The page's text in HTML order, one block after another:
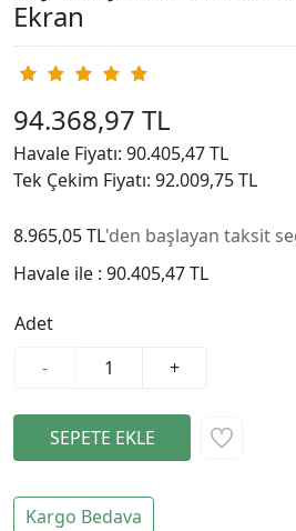
Ekran
94.368,97 TL
Havale Fiyatı: 90.405,47 TL
Tek Çekim Fiyatı: 92.009,75 TL
8.965,05 TL'den başlayan taksit
Havale ile : 90.405,47 TL
Adet
-
+
Kargo Bedava